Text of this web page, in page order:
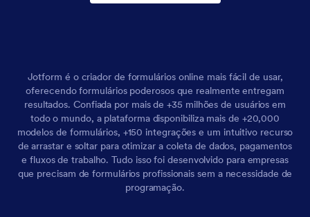
Jotform é o criador de formulários online mais fácil de usar,
oferecendo formulários poderosos que realmente entregam
resultados. Confiada por mais de +35 milhões de usuários em
todo o mundo, a plataforma disponibiliza mais de +20,000
modelos de formulários, +150 integrações e um intuitivo recurso
de arrastar e soltar para otimizar a coleta de dados, pagamentos
e fluxos de trabalho. Tudo isso foi desenvolvido para empresas
que precisam de formulários profissionais sem a necessidade de
programação.